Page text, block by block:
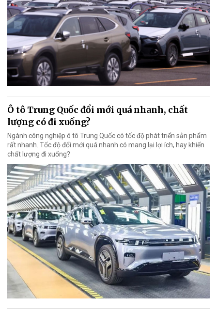
Ô tô Trung Quốc đổi mới quá nhanh, chất
lượng có đi xuống?
Ngành công nghiệp ô tô Trung Quốc có tốc độ phát triển sản phẩm
rất nhanh. Tốc độ đổi mới quá nhanh có mang lại lợi ích, hay khiến
chất lượng đi xuống?